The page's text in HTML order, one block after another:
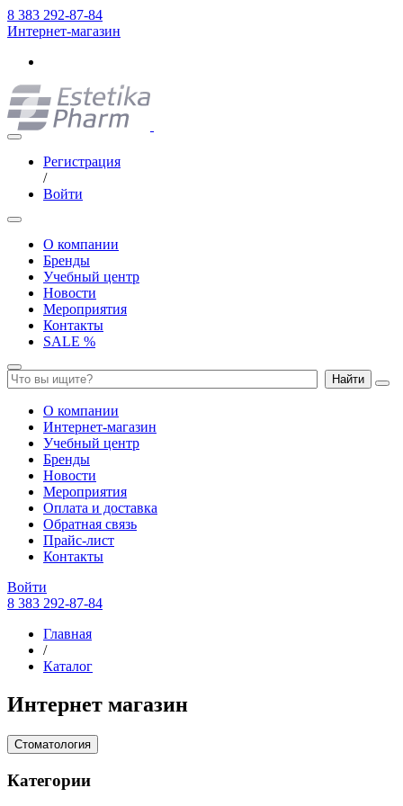
8 383 292-87-84
Интернет-магазин
Регистрация
/
Войти
О компании
Бренды
Учебный центр
Новости
Мероприятия
Контакты
SALE %
Найти
О компании
Интернет-магазин
Учебный центр
Бренды
Новости
Мероприятия
Оплата и доставка
Обратная связь
Прайс-лист
Контакты
Войти
8 383 292-87-84
Главная
/
Каталог
Интернет магазин
Стоматология
Категории